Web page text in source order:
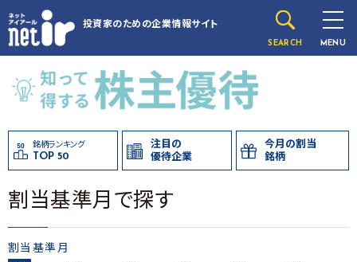
投資家のための企業情報サイト
SEARCH MENU
銘柄ランキング
TOP 50
注目の
優待企業
今月の割当
銘柄
割当基準月で探す
割当基準月